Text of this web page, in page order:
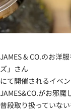
JAMES & CO.のお洋
ズ」さん
にて開催されるイベ
JAMES&CO.がお邪魔
普段取り扱っていな